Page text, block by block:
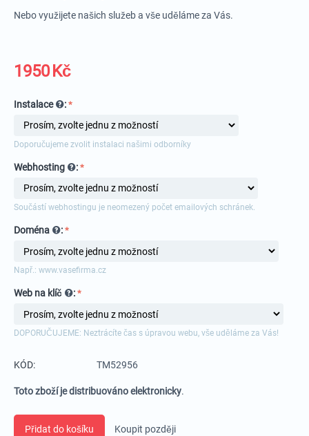
Nebo využijete našich služeb a vše uděláme za Vás.
1950Kč
Instalace :
Doporučujeme zvolit instalaci našimi odborníky
Webhosting :
Součástí webhostingu je neomezený počet emailových schránek.
Doména :
Např.: www.vasefirma.cz
Web na klíč :
DOPORUČUJEME: Neztrácíte čas s úpravou webu, vše uděláme za Vás!
KÓD: TM52956
Toto zboží je distribuováno elektronicky.
Přidat do košíku Koupit později